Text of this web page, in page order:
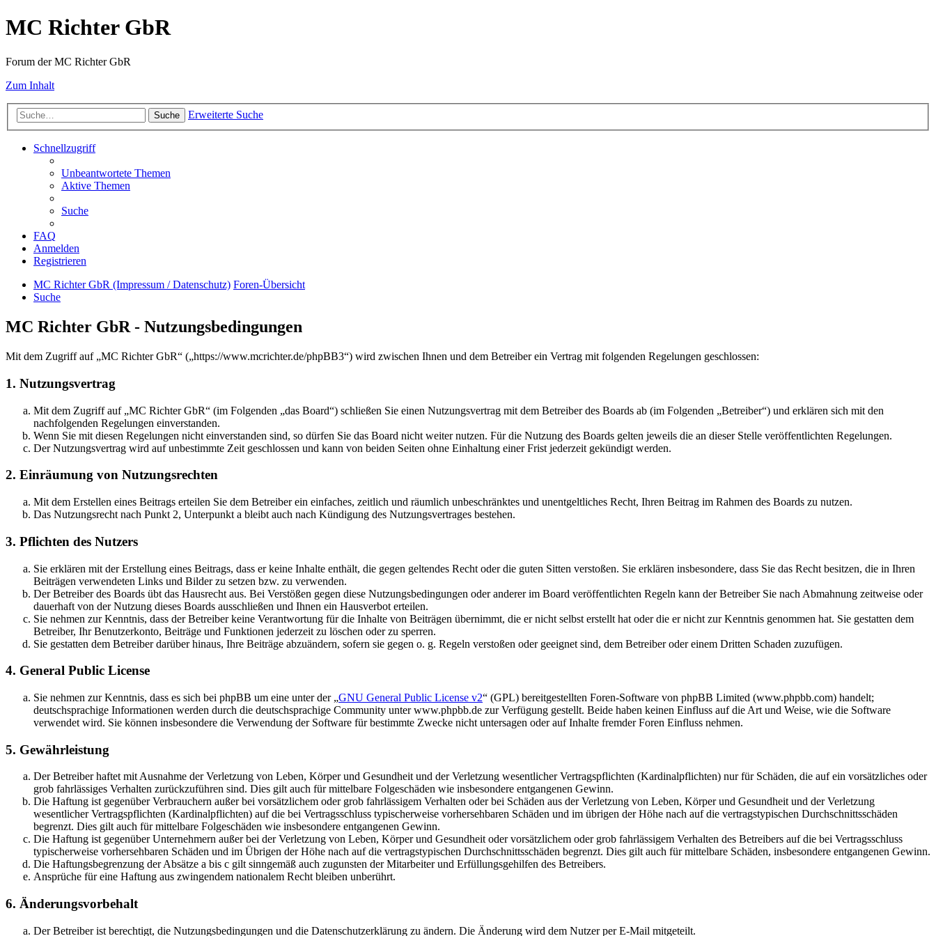
MC Richter GbR
Forum der MC Richter GbR
Zum Inhalt
Suche Erweiterte Suche
Schnellzugriff
Unbeantwortete Themen
Aktive Themen
Suche
FAQ
Anmelden
Registrieren
MC Richter GbR (Impressum / Datenschutz) Foren-Übersicht
Suche
MC Richter GbR - Nutzungsbedingungen
Mit dem Zugriff auf „MC Richter GbR“ („https://www.mcrichter.de/phpBB3“) wird zwischen Ihnen und dem Betreiber ein Vertrag mit folgenden Regelungen geschlossen:
1. Nutzungsvertrag
Mit dem Zugriff auf „MC Richter GbR“ (im Folgenden „das Board“) schließen Sie einen Nutzungsvertrag mit dem Betreiber des Boards ab (im Folgenden „Betreiber“) und erklären sich mit den
nachfolgenden Regelungen einverstanden.
Wenn Sie mit diesen Regelungen nicht einverstanden sind, so dürfen Sie das Board nicht weiter nutzen. Für die Nutzung des Boards gelten jeweils die an dieser Stelle veröffentlichten Regelungen.
Der Nutzungsvertrag wird auf unbestimmte Zeit geschlossen und kann von beiden Seiten ohne Einhaltung einer Frist jederzeit gekündigt werden.
2. Einräumung von Nutzungsrechten
Mit dem Erstellen eines Beitrags erteilen Sie dem Betreiber ein einfaches, zeitlich und räumlich unbeschränktes und unentgeltliches Recht, Ihren Beitrag im Rahmen des Boards zu nutzen.
Das Nutzungsrecht nach Punkt 2, Unterpunkt a bleibt auch nach Kündigung des Nutzungsvertrages bestehen.
3. Pflichten des Nutzers
Sie erklären mit der Erstellung eines Beitrags, dass er keine Inhalte enthält, die gegen geltendes Recht oder die guten Sitten verstoßen. Sie erklären insbesondere, dass Sie das Recht besitzen, die in Ihren
Beiträgen verwendeten Links und Bilder zu setzen bzw. zu verwenden.
Der Betreiber des Boards übt das Hausrecht aus. Bei Verstößen gegen diese Nutzungsbedingungen oder anderer im Board veröffentlichten Regeln kann der Betreiber Sie nach Abmahnung zeitweise oder
dauerhaft von der Nutzung dieses Boards ausschließen und Ihnen ein Hausverbot erteilen.
Sie nehmen zur Kenntnis, dass der Betreiber keine Verantwortung für die Inhalte von Beiträgen übernimmt, die er nicht selbst erstellt hat oder die er nicht zur Kenntnis genommen hat. Sie gestatten dem
Betreiber, Ihr Benutzerkonto, Beiträge und Funktionen jederzeit zu löschen oder zu sperren.
Sie gestatten dem Betreiber darüber hinaus, Ihre Beiträge abzuändern, sofern sie gegen o. g. Regeln verstoßen oder geeignet sind, dem Betreiber oder einem Dritten Schaden zuzufügen.
4. General Public License
Sie nehmen zur Kenntnis, dass es sich bei phpBB um eine unter der „GNU General Public License v2“ (GPL) bereitgestellten Foren-Software von phpBB Limited (www.phpbb.com) handelt;
deutschsprachige Informationen werden durch die deutschsprachige Community unter www.phpbb.de zur Verfügung gestellt. Beide haben keinen Einfluss auf die Art und Weise, wie die Software
verwendet wird. Sie können insbesondere die Verwendung der Software für bestimmte Zwecke nicht untersagen oder auf Inhalte fremder Foren Einfluss nehmen.
5. Gewährleistung
Der Betreiber haftet mit Ausnahme der Verletzung von Leben, Körper und Gesundheit und der Verletzung wesentlicher Vertragspflichten (Kardinalpflichten) nur für Schäden, die auf ein vorsätzliches oder
grob fahrlässiges Verhalten zurückzuführen sind. Dies gilt auch für mittelbare Folgeschäden wie insbesondere entgangenen Gewinn.
Die Haftung ist gegenüber Verbrauchern außer bei vorsätzlichem oder grob fahrlässigem Verhalten oder bei Schäden aus der Verletzung von Leben, Körper und Gesundheit und der Verletzung
wesentlicher Vertragspflichten (Kardinalpflichten) auf die bei Vertragsschluss typischerweise vorhersehbaren Schäden und im übrigen der Höhe nach auf die vertragstypischen Durchschnittsschäden
begrenzt. Dies gilt auch für mittelbare Folgeschäden wie insbesondere entgangenen Gewinn.
Die Haftung ist gegenüber Unternehmern außer bei der Verletzung von Leben, Körper und Gesundheit oder vorsätzlichem oder grob fahrlässigem Verhalten des Betreibers auf die bei Vertragsschluss
typischerweise vorhersehbaren Schäden und im Übrigen der Höhe nach auf die vertragstypischen Durchschnittsschäden begrenzt. Dies gilt auch für mittelbare Schäden, insbesondere entgangenen Gewinn.
Die Haftungsbegrenzung der Absätze a bis c gilt sinngemäß auch zugunsten der Mitarbeiter und Erfüllungsgehilfen des Betreibers.
Ansprüche für eine Haftung aus zwingendem nationalem Recht bleiben unberührt.
6. Änderungsvorbehalt
Der Betreiber ist berechtigt, die Nutzungsbedingungen und die Datenschutzerklärung zu ändern. Die Änderung wird dem Nutzer per E-Mail mitgeteilt.